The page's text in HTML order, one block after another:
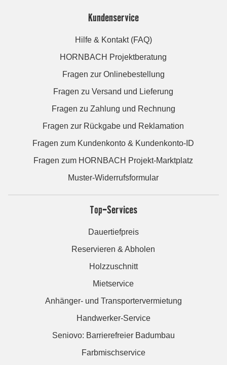
Kundenservice
Hilfe & Kontakt (FAQ)
HORNBACH Projektberatung
Fragen zur Onlinebestellung
Fragen zu Versand und Lieferung
Fragen zu Zahlung und Rechnung
Fragen zur Rückgabe und Reklamation
Fragen zum Kundenkonto & Kundenkonto-ID
Fragen zum HORNBACH Projekt-Marktplatz
Muster-Widerrufsformular
Top-Services
Dauertiefpreis
Reservieren & Abholen
Holzzuschnitt
Mietservice
Anhänger- und Transportervermietung
Handwerker-Service
Seniovo: Barrierefreier Badumbau
Farbmischservice